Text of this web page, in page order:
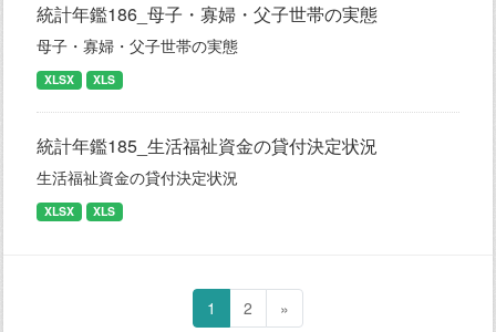
統計年鑑186_母子・寡婦・父子世帯の実態
母子・寡婦・父子世帯の実態
XLSX XLS
統計年鑑185_生活福祉資金の貸付決定状況
生活福祉資金の貸付決定状況
XLSX XLS
1 2 »